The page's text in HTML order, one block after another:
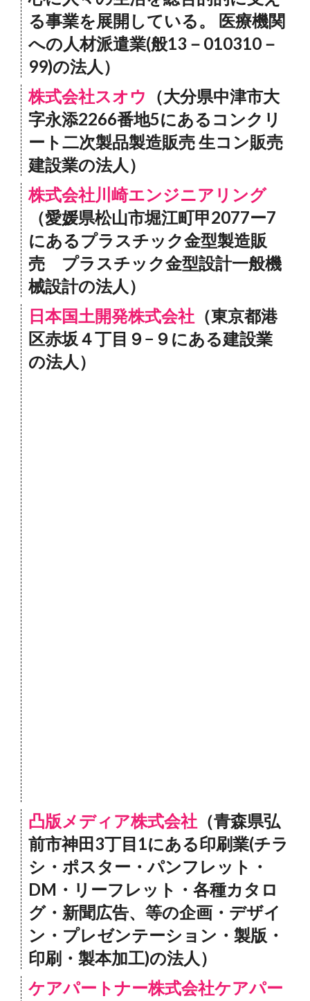
る事業を展開している。 医療機関
への人材派遣業(般13－010310－
99)の法人）
株式会社スオウ
（大分県中津市大
字永添2266番地5にあるコンクリ
ート二次製品製造販売 生コン販売
建設業の法人）
株式会社川崎エンジニアリング
（愛媛県松山市堀江町甲2077ー7
にあるプラスチック金型製造販
売 プラスチック金型設計一般機
械設計の法人）
日本国土開発株式会社 （東京都港
区赤坂４丁目９−９にある建設業
の法人）
凸版メディア株式会社 （青森県弘
前市神田3丁目1にある印刷業(チラ
シ・ポスター・パンフレット・
DM・リーフレット・各種カタロ
グ・新聞広告、等の企画・デザイ
ン・プレゼンテーション・製版・
印刷・製本加工)の法人）
ケアパートナー株式会社ケアパー